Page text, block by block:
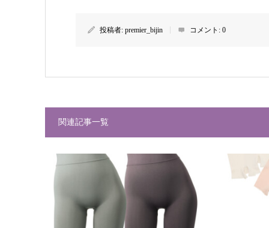
投稿者: premier_bijin コメント: 0
関連記事一覧